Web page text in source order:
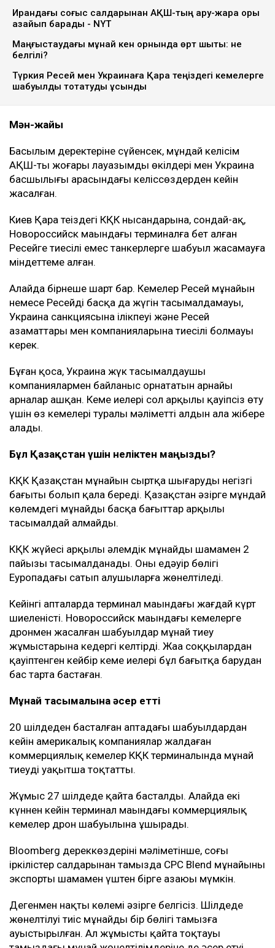
Ирандағы соғыс салдарынан АҚШ-тың қару-жарақ қоры
азайып барады - NYT
Маңғыстаудағы мұнай кен орнында өрт шықты: не
белгілі?
Түркия Ресей мен Украинаға Қара теңіздегі кемелерге
шабуылды тоқтатуды ұсынды
Мән-жайы
Басылым деректеріне сүйенсек, мұндай келісім
АҚШ-тың жоғары лауазымды өкілдері мен Украина
басшылығы арасындағы келіссөздерден кейін
жасалған.
Киев Қара теңіздегі КҚК нысандарына, сондай-ақ,
Новороссийск маңындағы терминалға бет алған
Ресейге тиесілі емес танкерлерге шабуыл жасамауға
міндеттеме алған.
Алайда бірнеше шарт бар. Кемелер Ресей мұнайын
немесе Ресейдің басқа да жүгін тасымалдамауы,
Украина санкциясына ілікпеуі және Ресей
азаматтары мен компанияларына тиесілі болмауы
керек.
Бұған қоса, Украина жүк тасымалдаушы
компаниялармен байланыс орнататын арнайы
арналар ашқан. Кеме иелері сол арқылы қауіпсіз өту
үшін өз кемелері туралы мәліметті алдын ала жібере
алады.
Бұл Қазақстан үшін неліктен маңызды?
КҚК Қазақстан мұнайын сыртқа шығарудың негізгі
бағыты болып қала береді. Қазақстан әзірге мұндай
көлемдегі мұнайды басқа бағыттар арқылы
тасымалдай алмайды.
КҚК жүйесі арқылы әлемдік мұнайдың шамамен 2
пайызы тасымалданады. Оның едәуір бөлігі
Еуропадағы сатып алушыларға жөнелтіледі.
Кейінгі апталарда терминал маңындағы жағдай күрт
шиеленісті. Новороссийск маңындағы кемелерге
дронмен жасалған шабуылдар мұнай тиеу
жұмыстарына кедергі келтірді. Жаңа соққылардан
қауіптенген кейбір кеме иелері бұл бағытқа барудан
бас тарта бастаған.
Мұнай тасымалына әсер етті
20 шілдеден басталған аптадағы шабуылдардан
кейін америкалық компаниялар жалдаған
коммерциялық кемелер КҚК терминалында мұнай
тиеуді уақытша тоқтатты.
Жұмыс 27 шілдеде қайта басталды. Алайда екі
күннен кейін терминал маңындағы коммерциялық
кемелер дрон шабуылына ұшырады.
Bloomberg дереккөздерінің мәліметінше, соңғы
іркілістер салдарынан тамызда CPC Blend мұнайының
экспорты шамамен үштен бірге азаюы мүмкін.
Дегенмен нақты көлемі әзірге белгісіз. Шілдеде
жөнелтілуі тиіс мұнайдың бір бөлігі тамызға
ауыстырылған. Ал жұмыстың қайта тоқтауы